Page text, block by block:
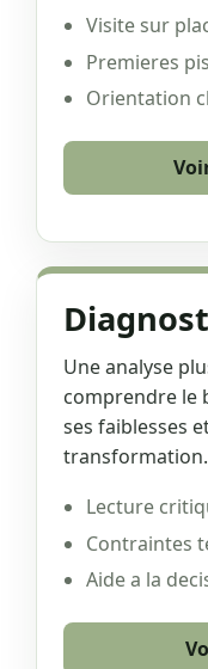
Visite sur
Premieres
Orientation
Une analyse
comprendre le
ses faiblesses
transformation.
Lecture
Contraintes
Aide a la